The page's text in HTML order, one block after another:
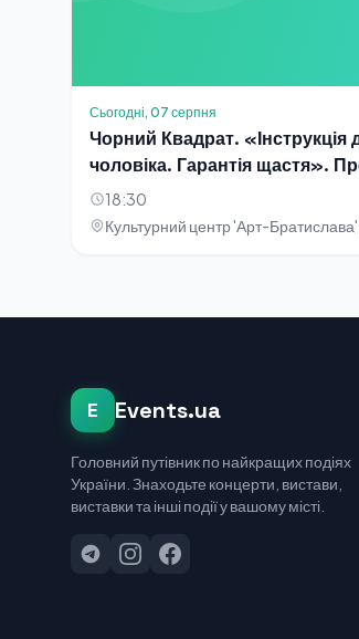
Сьогодні, 07 серпня
Чорний Квадрат. «Інструкція
чоловіка. Гарантія щастя».
18:30
E Events.ua
Головний путівник по найкращих подіях
України. Знаходьте концерти, вистави,
виставки та інші події у вашому місті.